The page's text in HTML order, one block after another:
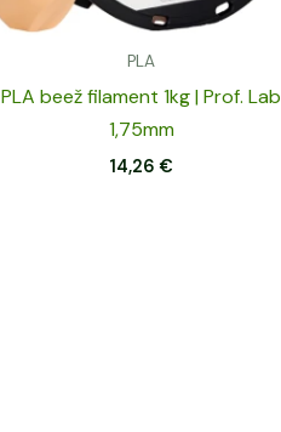
PLA
PLA beež filament 1kg | Prof. Lab
1,75mm
14,26€